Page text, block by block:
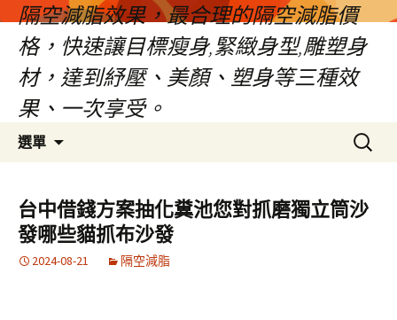
隔空減脂效果，最合理的隔空減脂價
格，快速讓目標瘦身,緊緻身型,雕塑身
材，達到紓壓、美顏、塑身等三種效
果、一次享受。
選單
容
搜
尋
鍵
字:
台中借錢方案抽化糞池您對抓磨獨立筒沙
發哪些貓抓布沙發
2024-08-21 隔空減脂